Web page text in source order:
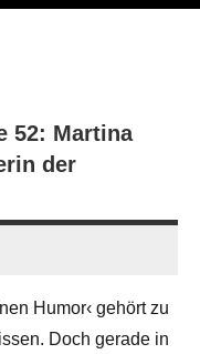
52: Martina
der
Humor‹ gehört zu
Doch gerade in